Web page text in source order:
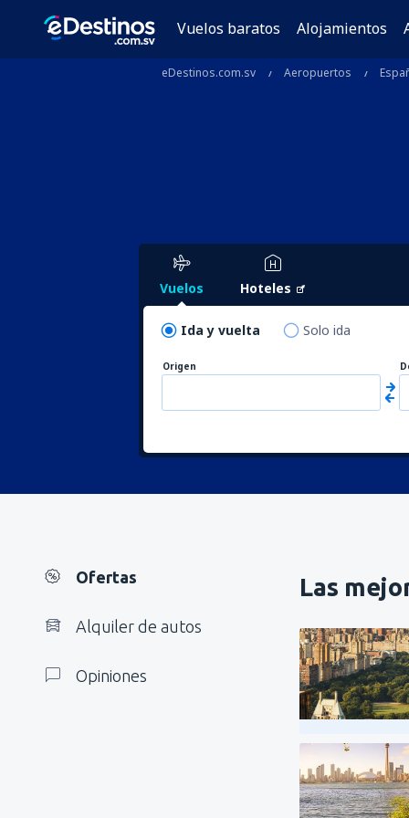
Vuelos baratos Alojamientos
eDestinos.com.sv Aeropuertos
Vuelos Hoteles
Ida y vuelta Solo ida
Origen
Ofertas
Alquiler de autos
Opiniones
Las